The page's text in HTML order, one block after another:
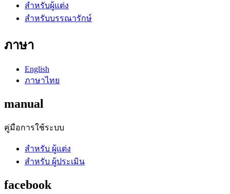
สำหรับผู้แต่ง
สำหรับบรรณารักษ์
ภาษา
English
ภาษาไทย
manual
คู่มือการใช้ระบบ
สำหรับ ผู้แต่ง
สำหรับ ผู้ประเมิน
facebook